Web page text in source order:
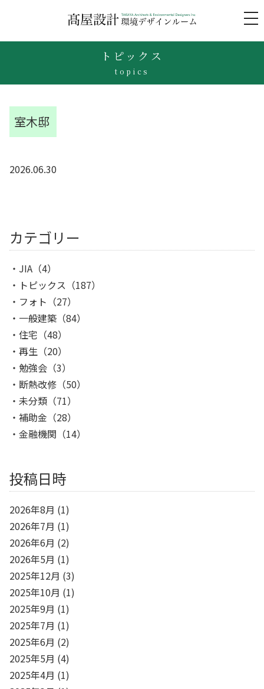
トピックス
topics
室木邸
2026.06.30
カテゴリー
JIA （4）
トピックス （187）
フォト （27）
一般建築 （84）
住宅 （48）
再生 （20）
勉強会 （3）
断熱改修 （50）
未分類 （71）
補助金 （28）
金融機関 （14）
投稿日時
2026年8月 (1)
2026年7月 (1)
2026年6月 (2)
2026年5月 (1)
2025年12月 (3)
2025年10月 (1)
2025年9月 (1)
2025年7月 (1)
2025年6月 (2)
2025年5月 (4)
2025年4月 (1)